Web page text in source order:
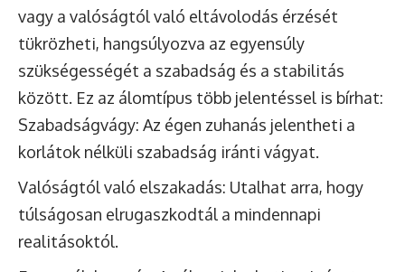
vagy a valóságtól való eltávolodás érzését
tükrözheti, hangsúlyozva az egyensúly
szükségességét a szabadság és a stabilitás
között. Ez az álomtípus több jelentéssel is bírhat:
Szabadságvágy: Az égen zuhanás jelentheti a
korlátok nélküli szabadság iránti vágyat.
Valóságtól való elszakadás: Utalhat arra, hogy
túlságosan elrugaszkodtál a mindennapi
realitásoktól.